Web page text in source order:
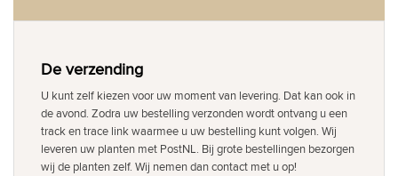
De verzending
U kunt zelf kiezen voor uw moment van levering. Dat kan ook in
de avond. Zodra uw bestelling verzonden wordt ontvang u een
track en trace link waarmee u uw bestelling kunt volgen. Wij
leveren uw planten met PostNL. Bij grote bestellingen bezorgen
wij de planten zelf. Wij nemen dan contact met u op!